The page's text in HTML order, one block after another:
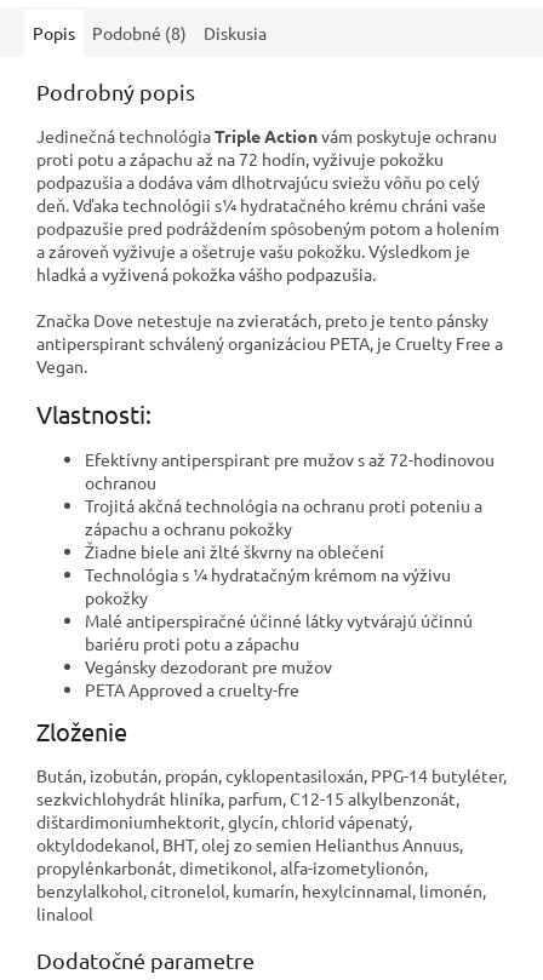
Popis Podobné (8) Diskusia
Podrobný popis
Jedinečná technológiaTriple Actionvám poskytuje ochranu
proti potu a zápachu až na 72 hodín, vyživuje pokožku
podpazušia a dodáva vám dlhotrvajúcu sviežu vôňu po celý
deň. Vďaka technológii s¼ hydratačného krému chráni vaše
podpazušie pred podráždením spôsobeným potom a holením
a zároveň vyživuje a ošetruje vašu pokožku. Výsledkom je
hladká a vyživená pokožka vášho podpazušia.
Značka Dove netestuje na zvieratách, preto je tento pánsky
antiperspirant schválený organizáciou PETA, je Cruelty Free a
Vegan.
Vlastnosti:
Efektívny antiperspirant pre mužov s až 72-hodinovou
ochranou
Trojitá akčná technológia na ochranu proti poteniu a
zápachu a ochranu pokožky
Žiadne biele ani žlté škvrny na oblečení
Technológia s ¼ hydratačným krémom na výživu
pokožky
Malé antiperspiračné účinné látky vytvárajú účinnú
bariéru proti potu a zápachu
Vegánsky dezodorant pre mužov
PETA Approved a cruelty-fre
Zloženie
Bután, izobután, propán, cyklopentasiloxán, PPG-14 butyléter,
sezkvichlohydrát hliníka, parfum, C12-15 alkylbenzonát,
dištardimoniumhektorit, glycín, chlorid vápenatý,
oktyldodekanol, BHT, olej zo semien Helianthus Annuus,
propylénkarbonát, dimetikonol, alfa-izometylionón,
benzylalkohol, citronelol, kumarín, hexylcinnamal, limonén,
linalool
Dodatočné parametre